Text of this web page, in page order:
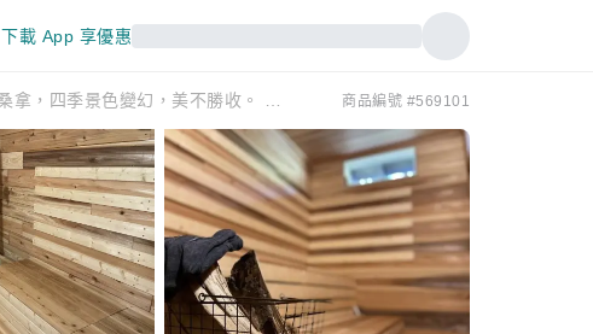
下載 App 享優惠
商品編號 #569101